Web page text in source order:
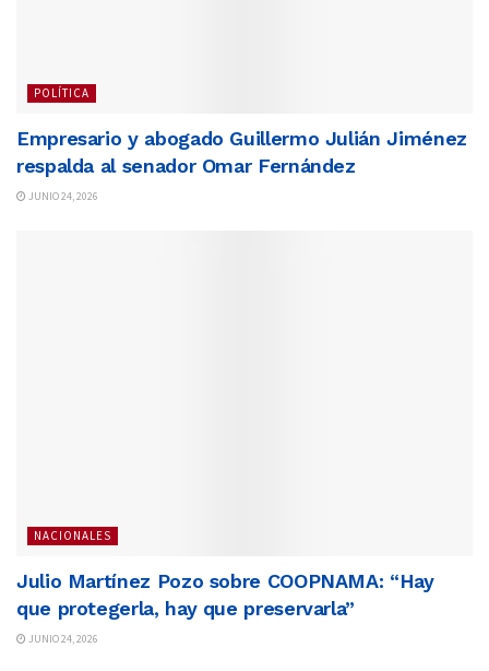
POLÍTICA
Empresario y abogado Guillermo Julián Jiménez
respalda al senador Omar Fernández
JUNIO 24, 2026
NACIONALES
Julio Martínez Pozo sobre COOPNAMA: “Hay
que protegerla, hay que preservarla”
JUNIO 24, 2026